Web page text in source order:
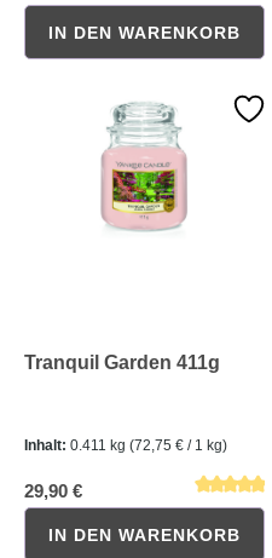
IN DEN WARENKORB
Tranquil Garden 411g
Inhalt: 0.411 kg (72,75 € / 1 kg)
29,90 €
IN DEN WARENKORB